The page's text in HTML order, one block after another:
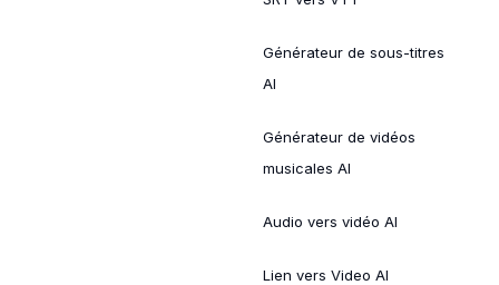
Générateur de sous-titres
AI
Générateur de vidéos
musicales AI
Audio vers vidéo AI
Lien vers Video AI